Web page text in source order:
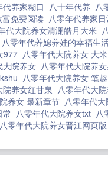
心动沦陷 犯罪动机
代养家糊口 八十年代养 八
富免费阅读 八零年代养家
代大院养女清澜皓月大米
八零年代养媳养娃的幸福生
977 八零年代大院养女 大米
大院养女 八零年代大院养
八零年代大院养女 笔
院养女红甘泉 八零年代大
养女 最新章节 八零年代
八零年代大院养女txt 八
八零年代大院养女晋江网页版